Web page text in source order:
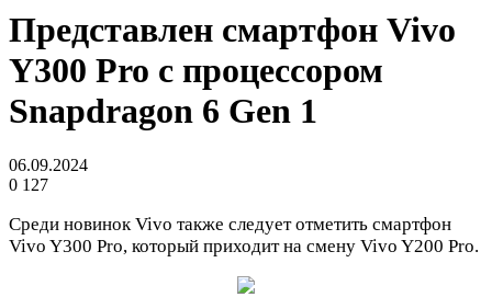
Представлен смартфон Vivo
Y300 Pro с процессором
Snapdragon 6 Gen 1
06.09.2024
0 127
Среди новинок Vivo также следует отметить смартфон
Vivo Y300 Pro, который приходит на смену Vivo Y200 Pro.